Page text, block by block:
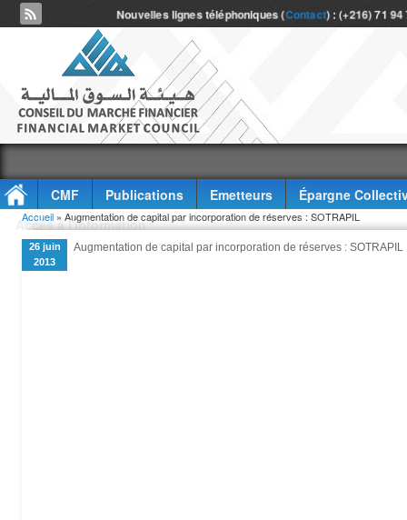
Nouvelles lignes téléphoniques (Contact) : (+216) 71
CMF Publications Emetteurs
Épargne
Accès à l'information
Vous êtes ici
Accueil » Augmentation de capital par incorporation de réserves : SOTRAPIL
26 juin
2013
Augmentation de capital par incorporation de réserves : SOTRAPIL